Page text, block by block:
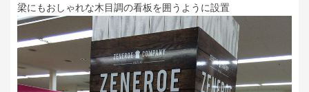
梁にもおしゃれな木目調の看板を囲うように設置